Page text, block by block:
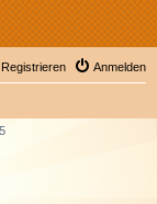
Anmelden
Registrieren